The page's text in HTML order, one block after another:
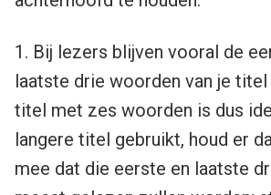
1. Bij lezers blijven vooral de
laatste drie woorden van je titel
titel met zes woorden is dus
langere titel gebruikt, houd er
mee dat die eerste en laatste